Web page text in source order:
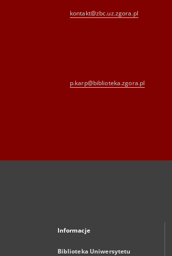
kontakt@zbc.uz.zgora.pl
p.karp@biblioteka.zgora.pl
Informacje
Biblioteka Uniwersytetu